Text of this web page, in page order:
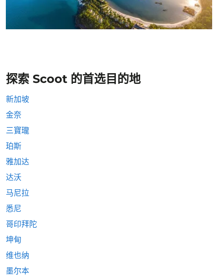
探索 Scoot 的首选目的地
新加坡
金奈
三寶瓏
珀斯
雅加达
达沃
马尼拉
悉尼
哥印拜陀
坤甸
维也纳
墨尔本